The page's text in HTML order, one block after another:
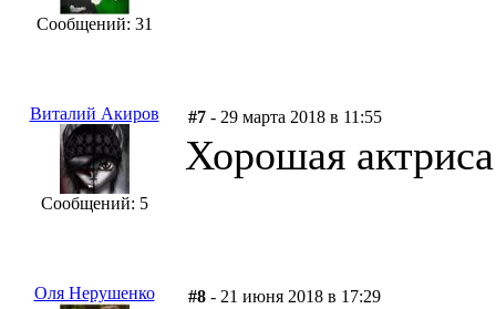
Сообщений: 31
Виталий Акиров
Сообщений: 5
#7 - 29 марта 2018 в 11:55
Хорошая
Оля Нерушенко #8 - 21 июня 2018 в 17:29